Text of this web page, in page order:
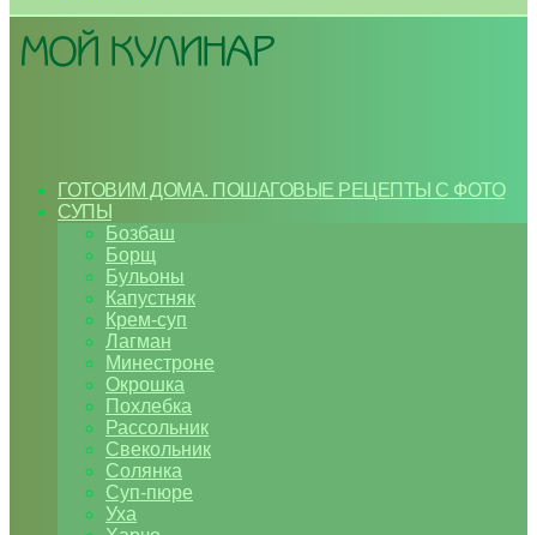
ГОТОВИМ ДОМА. ПОШАГОВЫЕ РЕЦЕПТЫ С ФОТО
СУПЫ
Бозбаш
Борщ
Бульоны
Капустняк
Крем-суп
Лагман
Минестроне
Окрошка
Похлебка
Рассольник
Свекольник
Солянка
Суп-пюре
Уха